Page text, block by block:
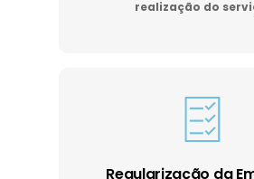
realização do
Regularização da